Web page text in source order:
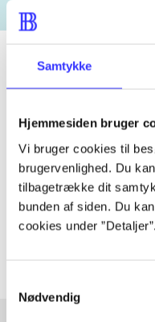
Samtykke
Hjemmesiden bruger
Vi bruger cookies til
brugervenlighed. Du
tilbagetrække dit
bunden af siden. Du
cookies under ”Detaljer”.
Nødvendig
Artiklen er en del af
lorem ipsum
Artiklerne i handler ofte